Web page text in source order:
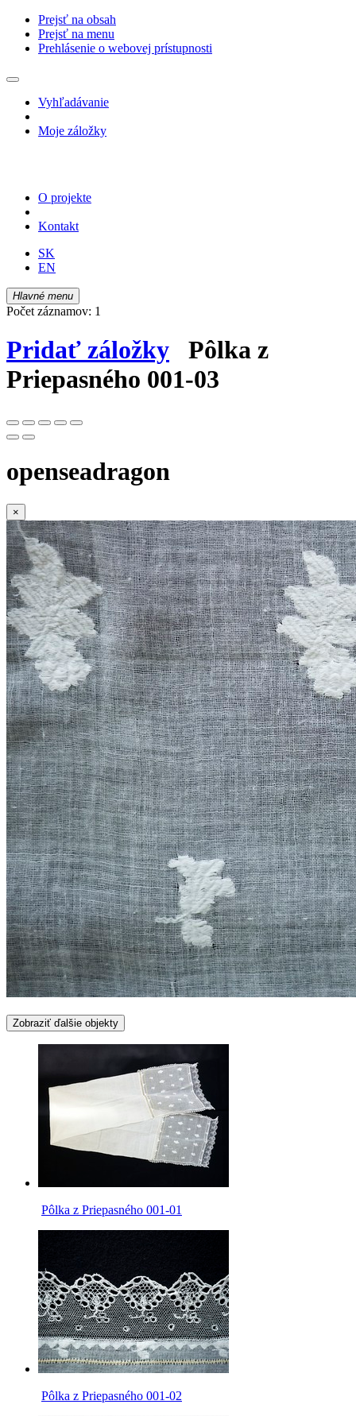
Prejsť na obsah
Prejsť na menu
Prehlásenie o webovej prístupnosti
Vyhľadávanie
Moje záložky
O projekte
Kontakt
SK
EN
Hlavné menu
Počet záznamov: 1
Pridať záložky Pôlka z
Priepasného 001-03
openseadragon
×
Zobraziť ďalšie objekty
Pôlka z Priepasného 001-01
Pôlka z Priepasného 001-02